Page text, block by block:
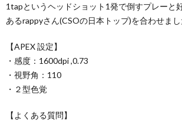
1tapというヘッドショット1発で倒すプレーと
あるrappyさん(CSOの日本トップ)を合わせまし
【APEX 設定】
・感度：1600dpi ,0.73
・視野角：110
・２型色覚
【よくある質問】